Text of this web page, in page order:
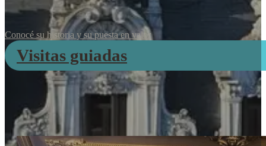
Conocé su historia y su puesta en valor
Visitas guiadas